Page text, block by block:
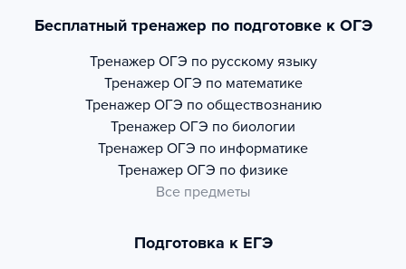
Бесплатный тренажер по подготовке к ОГЭ
Тренажер ОГЭ по русскому языку
Тренажер ОГЭ по математике
Тренажер ОГЭ по обществознанию
Тренажер ОГЭ по биологии
Тренажер ОГЭ по информатике
Тренажер ОГЭ по физике
Все предметы
Подготовка к ЕГЭ